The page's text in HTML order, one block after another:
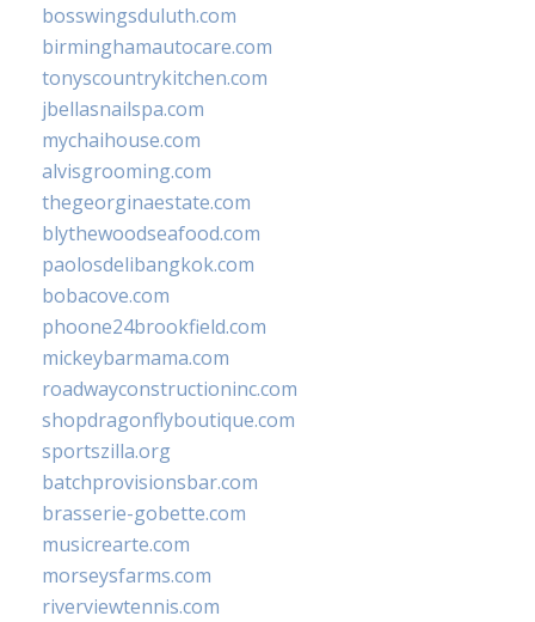
bosswingsduluth.com
birminghamautocare.com
tonyscountrykitchen.com
jbellasnailspa.com
mychaihouse.com
alvisgrooming.com
thegeorginaestate.com
blythewoodseafood.com
paolosdelibangkok.com
bobacove.com
phoone24brookfield.com
mickeybarmama.com
roadwayconstructioninc.com
shopdragonflyboutique.com
sportszilla.org
batchprovisionsbar.com
brasserie-gobette.com
musicrearte.com
morseysfarms.com
riverviewtennis.com